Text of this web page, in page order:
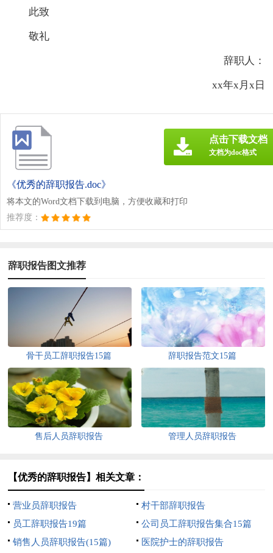
此致
敬礼
辞职人：
xx年x月x日
《优秀的辞职报告.doc》
将本文的Word文档下载到电脑，方便收藏和打印
推荐度：
点击下载文档
文档为doc格式
辞职报告图文推荐
骨干员工辞职报告15篇 辞职报告范文15篇
售后人员辞职报告 管理人员辞职报告
【优秀的辞职报告】相关文章：
营业员辞职报告
村干部辞职报告
员工辞职报告19篇
公司员工辞职报告集合15篇
销售人员辞职报告(15篇)
医院护士的辞职报告